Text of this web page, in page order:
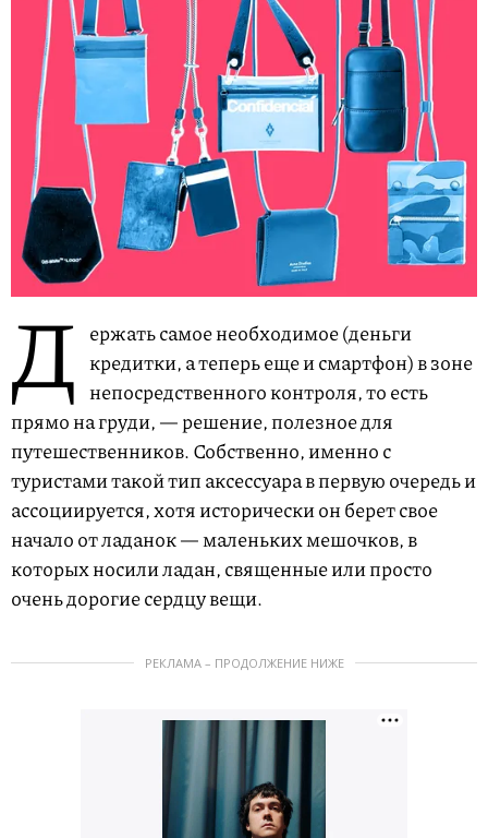
Д ержать самое необходимое (деньги
кредитки, а теперь еще и смартфон) в зоне
непосредственного контроля, то есть
прямо на груди, — решение, полезное для
путешественников. Собственно, именно с
туристами такой тип аксессуара в первую очередь и
ассоциируется, хотя исторически он берет свое
начало от ладанок — маленьких мешочков, в
которых носили ладан, священные или просто
очень дорогие сердцу вещи.
РЕКЛАМА – ПРОДОЛЖЕНИЕ НИЖЕ